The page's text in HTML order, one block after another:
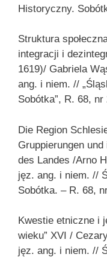
Historyczny.
Struktura
integracji i
1619)/ Gabriela
ang. i niem. //
Sobótka”, R. 68,
Die Region
Gruppierungen
des Landes /Arno
jęz. ang. i niem. //
Sobótka. – R. 68,
Kwestie etniczne i
wieku” XVI /
jęz. ang. i niem. //